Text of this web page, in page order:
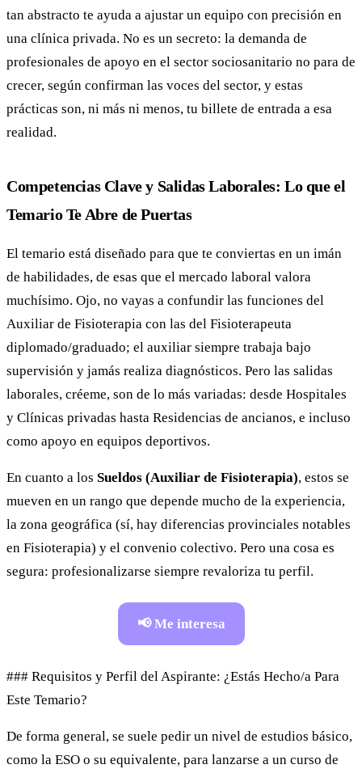
tan abstracto te ayuda a ajustar un equipo con precisión en
una clínica privada. No es un secreto: la demanda de
profesionales de apoyo en el sector sociosanitario no para de
crecer, según confirman las voces del sector, y estas
prácticas son, ni más ni menos, tu billete de entrada a esa
realidad.
Competencias Clave y Salidas Laborales: Lo que el
Temario Te Abre de Puertas
El temario está diseñado para que te conviertas en un imán
de habilidades, de esas que el mercado laboral valora
muchísimo. Ojo, no vayas a confundir las funciones del
Auxiliar de Fisioterapia con las del Fisioterapeuta
diplomado/graduado; el auxiliar siempre trabaja bajo
supervisión y jamás realiza diagnósticos. Pero las salidas
laborales, créeme, son de lo más variadas: desde Hospitales
y Clínicas privadas hasta Residencias de ancianos, e incluso
como apoyo en equipos deportivos.
En cuanto a los Sueldos (Auxiliar de Fisioterapia), estos se
mueven en un rango que depende mucho de la experiencia,
la zona geográfica (sí, hay diferencias provinciales notables
en Fisioterapia) y el convenio colectivo. Pero una cosa es
segura: profesionalizarse siempre revaloriza tu perfil.
📢 Me interesa
### Requisitos y Perfil del Aspirante: ¿Estás Hecho/a Para
Este Temario?
De forma general, se suele pedir un nivel de estudios básico,
como la ESO o su equivalente, para lanzarse a un curso de